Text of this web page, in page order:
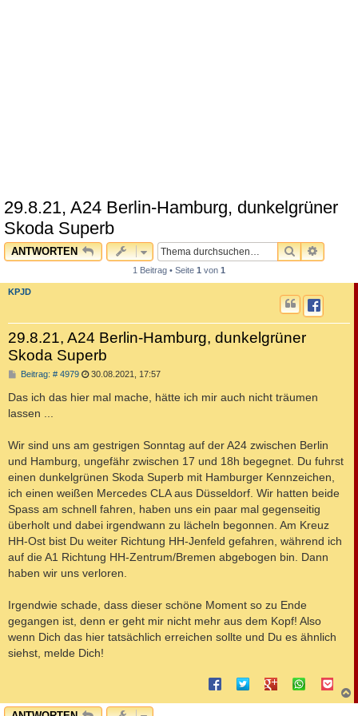
29.8.21, A24 Berlin-Hamburg, dunkelgrüner
Skoda Superb
ANTWORTEN SUCHE
1 Beitrag • Seite 1 von 1
KPJD
29.8.21, A24 Berlin-Hamburg, dunkelgrüner
Skoda Superb
Beitrag: # 4979B
i
t
30.08.2021, 17:57
Das ich das hier mal mache, hätte ich mir auch nicht träumen
lassen ...
Wir sind uns am gestrigen Sonntag auf der A24 zwischen Berlin
und Hamburg, ungefähr zwischen 17 und 18h begegnet. Du fuhrst
einen dunkelgrünen Skoda Superb mit Hamburger Kennzeichen,
ich einen weißen Mercedes CLA aus Düsseldorf. Wir hatten beide
Spass am schnell fahren, haben uns ein paar mal gegenseitig
überholt und dabei irgendwann zu lächeln begonnen. Am Kreuz
HH-Ost bist Du weiter Richtung HH-Jenfeld gefahren, während ich
auf die A1 Richtung HH-Zentrum/Bremen abgebogen bin. Dann
haben wir uns verloren.
Irgendwie schade, dass dieser schöne Moment so zu Ende
gegangen ist, denn er geht mir nicht mehr aus dem Kopf! Also
wenn Dich das hier tatsächlich erreichen sollte und Du es ähnlich
siehst, melde Dich!
a